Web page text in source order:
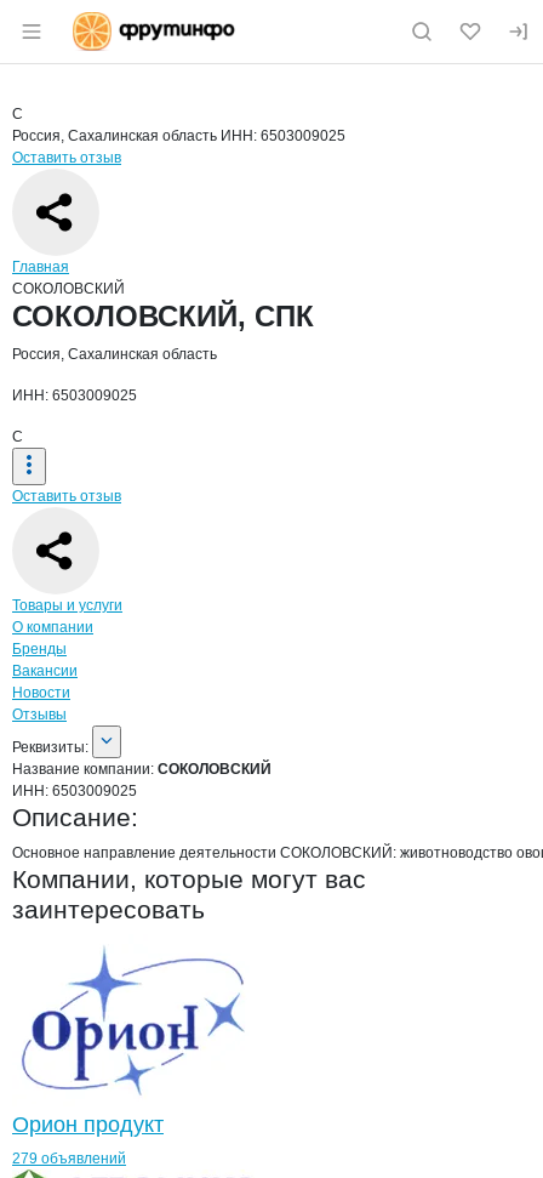
Раздел навигации по сайту fruitinfo.ru
Страница компании
Страница компании
Краткая информация о компании
С
Россия, Сахалинская область ИНН: 6503009025
Оставить отзыв
Навигация по сайту
Главная
СОКОЛОВСКИЙ
Основная информация о компании
СОКОЛОВСКИЙ, СПК
Россия, Сахалинская область
ИНН: 6503009025
С
Оставить отзыв
Навигация по странице
Товары и услуги
О компании
Бренды
Вакансии
Новости
Отзывы
О компании
Реквизиты
Реквизиты:
Название компании: СОКОЛОВСКИЙ
ИНН: 6503009025
Описание:
Основное направление деятельности СОКОЛОВСКИЙ: животноводство
Компании, которые могут вас
заинтересовать
Орион продукт
279 объявлений